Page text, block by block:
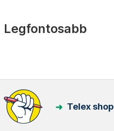
Legfontosabb
Telex shop